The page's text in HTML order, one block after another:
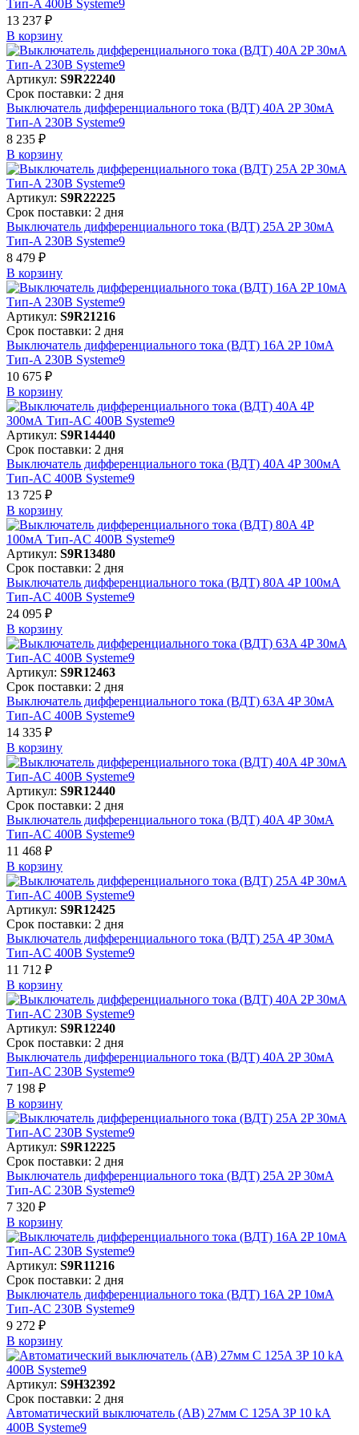
Тип-A 400В Systeme9
13 237 ₽
В корзинy
Артикул: S9R22240
Срок поставки: 2 дня
Выключатель дифференциального тока (ВДТ) 40A 2P 30мА
Тип-A 230В Systeme9
8 235 ₽
В корзинy
Артикул: S9R22225
Срок поставки: 2 дня
Выключатель дифференциального тока (ВДТ) 25A 2P 30мА
Тип-A 230В Systeme9
8 479 ₽
В корзинy
Артикул: S9R21216
Срок поставки: 2 дня
Выключатель дифференциального тока (ВДТ) 16A 2P 10мА
Тип-A 230В Systeme9
10 675 ₽
В корзинy
Артикул: S9R14440
Срок поставки: 2 дня
Выключатель дифференциального тока (ВДТ) 40A 4P 300мА
Тип-AC 400В Systeme9
13 725 ₽
В корзинy
Артикул: S9R13480
Срок поставки: 2 дня
Выключатель дифференциального тока (ВДТ) 80A 4P 100мА
Тип-AC 400В Systeme9
24 095 ₽
В корзинy
Артикул: S9R12463
Срок поставки: 2 дня
Выключатель дифференциального тока (ВДТ) 63A 4P 30мА
Тип-AC 400В Systeme9
14 335 ₽
В корзинy
Артикул: S9R12440
Срок поставки: 2 дня
Выключатель дифференциального тока (ВДТ) 40A 4P 30мА
Тип-AC 400В Systeme9
11 468 ₽
В корзинy
Артикул: S9R12425
Срок поставки: 2 дня
Выключатель дифференциального тока (ВДТ) 25A 4P 30мА
Тип-AC 400В Systeme9
11 712 ₽
В корзинy
Артикул: S9R12240
Срок поставки: 2 дня
Выключатель дифференциального тока (ВДТ) 40A 2P 30мА
Тип-AC 230В Systeme9
7 198 ₽
В корзинy
Артикул: S9R12225
Срок поставки: 2 дня
Выключатель дифференциального тока (ВДТ) 25A 2P 30мА
Тип-AC 230В Systeme9
7 320 ₽
В корзинy
Артикул: S9R11216
Срок поставки: 2 дня
Выключатель дифференциального тока (ВДТ) 16A 2P 10мА
Тип-AC 230В Systeme9
9 272 ₽
В корзинy
Артикул: S9H32392
Срок поставки: 2 дня
Автоматический выключатель (АВ) 27мм C 125A 3P 10 kA
400В Systeme9